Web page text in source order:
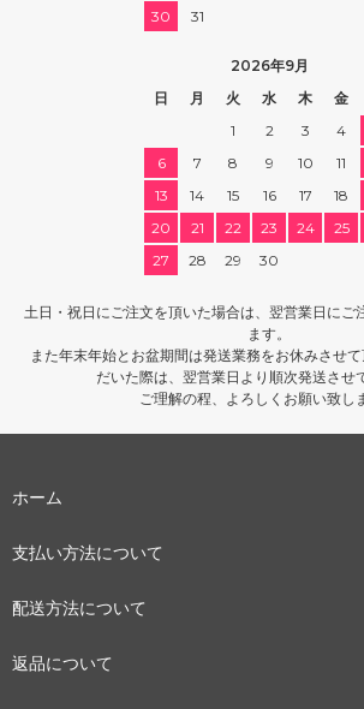
30
31
2026年9月
日
月 火 水 木 金
1
2 3 4
6
7 8 9 10 11
13
14 15 16 17 18
20
21 22 23 24 25
27
28 29 30
土日・祝日にご注文を頂いた場合は、翌営業日にご
ます。
また年末年始とお盆期間は発送業務をお休みさせ
だいた際は、翌営業日より順次発送させ
ご理解の程、よろしくお願い致し
ホーム
支払い方法について
配送方法について
返品について